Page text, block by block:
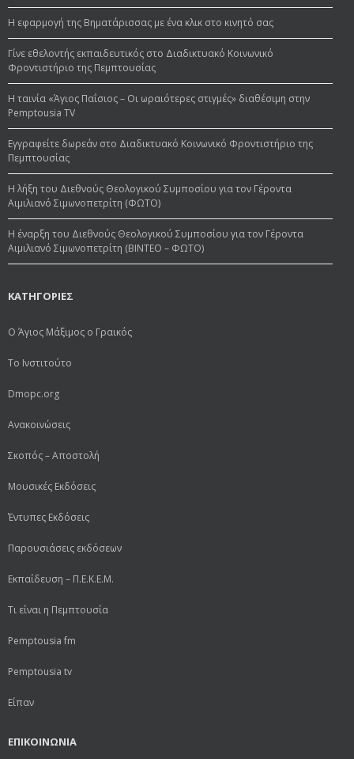
Η εφαρμογή της Βηματάρισσας με ένα κλικ στο κινητό σας
Γίνε εθελοντής εκπαιδευτικός στο Διαδικτυακό Κοινωνικό
Φροντιστήριο της Πεμπτουσίας
Η ταινία «Άγιος Παΐσιος – Οι ωραιότερες στιγμές» διαθέσιμη στην
Pemptousia TV
Εγγραφείτε δωρεάν στο Διαδικτυακό Κοινωνικό Φροντιστήριο της
Πεμπτουσίας
Η λήξη του Διεθνούς Θεολογικού Συμποσίου για τον Γέροντα
Αιμιλιανό Σιμωνοπετρίτη (ΦΩΤΟ)
Η έναρξη του Διεθνούς Θεολογικού Συμποσίου για τον Γέροντα
Αιμιλιανό Σιμωνοπετρίτη (ΒΙΝΤΕΟ – ΦΩΤΟ)
ΚΑΤΗΓΟΡΙΕΣ
Ο Άγιος Μάξιμος ο Γραικός
Το Ινστιτούτο
Dmopc.org
Ανακοινώσεις
Σκοπός – Αποστολή
Μουσικές Εκδόσεις
Έντυπες Εκδόσεις
Παρουσιάσεις εκδόσεων
Εκπαίδευση – Π.Ε.Κ.Ε.Μ.
Τι είναι η Πεμπτουσία
Pemptousia fm
Pemptousia tv
Είπαν
ΕΠΙΚΟΙΝΩΝΙΑ